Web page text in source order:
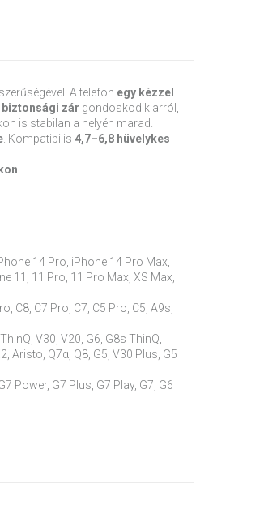
A telefon egy kézzel
biztonsági zár gondoskodik arról,
is stabilan a helyén marad.
. Kompatibilis 4,7–6,8 hüvelykes
14 Pro, iPhone 14 Pro Max,
11, 11 Pro, 11 Pro Max, XS Max,
C8, C7 Pro, C7, C5 Pro, C5, A9s,
V30, V20, G6, G8s ThinQ,
Aristo, Q7α, Q8, G5, V30 Plus, G5
Power, G7 Plus, G7 Play, G7, G6